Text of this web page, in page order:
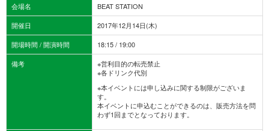
会場名
BEAT STATION
開催日
2017年12月14日(木)
開場時間 / 開演時間
18:15 / 19:00
備考
※営利目的の転売禁止
※各ドリンク代別
※本イベントには申し込みに関する制限がございま
す。
本イベントに申込むことができるのは、販売方法を問
わず1回までとなっております。